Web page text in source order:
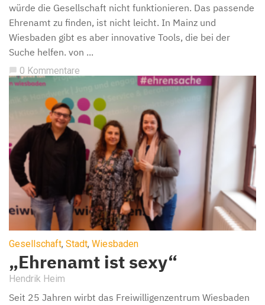
würde die Gesellschaft nicht funktionieren. Das passende
Ehrenamt zu finden, ist nicht leicht. In Mainz und
Wiesbaden gibt es aber innovative Tools, die bei der
Suche helfen. von ...
chat_bubble 0 Kommentare
Gesellschaft, Stadt, Wiesbaden
„Ehrenamt ist sexy“
Hendrik Heim
Seit 25 Jahren wirbt das Freiwilligenzentrum Wiesbaden